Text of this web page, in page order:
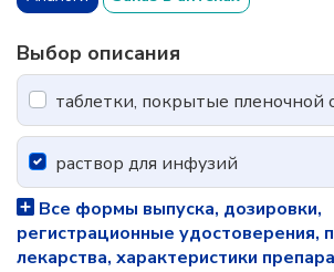
Выбор описания
таблетки, покрытые пленочной
раствор для инфузий
Все формы выпуска, дозировки,
регистрационные удостоверения,
лекарства, характеристики